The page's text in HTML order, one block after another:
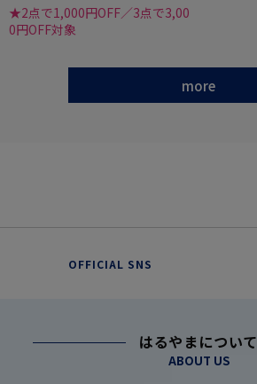
★2点で1,000円OFF／3点で3,00
0円OFF対象
more
OFFICIAL SNS
はるやまについて
ABOUT US